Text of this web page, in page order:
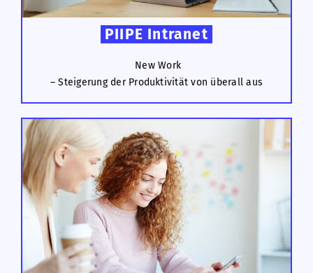
PIIPE Intranet
New Work
– Steigerung der Produktivität von überall aus